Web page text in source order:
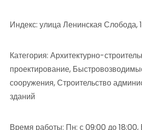
Индекс: улица Ленинская Слобода,
Категория: Архитектурно-
проектирование,
сооружения, Строительство
зданий
Время работы: Пн: с 09:00 до 18:00,